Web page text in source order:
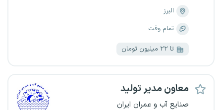
البرز
تمام وقت
تا ۲۲ میلیون تومان
معاون مدیر تولید
صنایع آب و عمران ایران